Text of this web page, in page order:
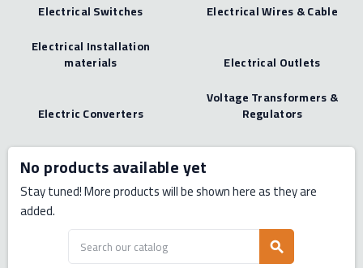
Electrical Switches
Electrical Wires & Cable
Electrical Installation
materials Electrical Outlets
Electric Converters
Voltage Transformers &
Regulators
No products available yet
Stay tuned! More products will be shown here as they are
added.
search